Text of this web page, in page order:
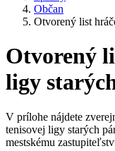
Občan
Otvorený list
Otvorený
ligy
V prílohe nájdete
tenisovej ligy starých
mestskému